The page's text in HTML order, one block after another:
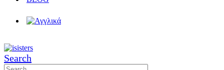
Search